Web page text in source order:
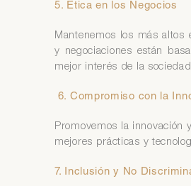
5. Ética en los Negocios
Mantenemos los más altos
y negociaciones están
mejor interés de la
6. Compromiso con la
Promovemos la innovación
mejores prácticas y
7. Inclusión y No